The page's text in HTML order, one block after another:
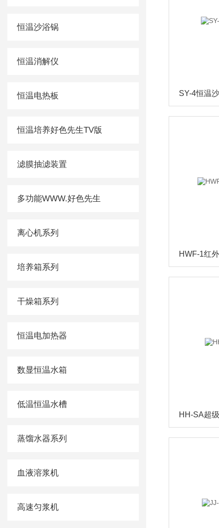
恒温沙浴锅
恒温消解仪
恒温电热板
恒温培养好色先生TV版
滤膜抽滤装置
多功能WWW.好色先生
离心机系列
培养箱系列
干燥箱系列
恒温电加热器
数显恒温水箱
低温恒温水槽
蒸馏水器系列
血液溶浆机
高速匀浆机
SY-4恒温
HWF-1红
HH-SA超